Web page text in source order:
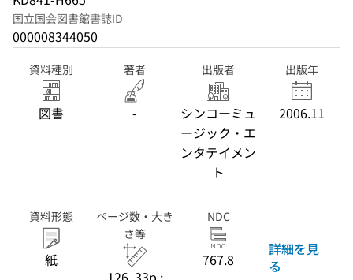
国立国会図書館書誌ID
000008344050
資料種別
図書
著者
-
出版者
シンコーミュ
ージック・エ
ンタテイメン
ト
出版年
2006.11
資料形態
紙
ページ数・大き
さ等
NDC
767.8
詳細を見
る